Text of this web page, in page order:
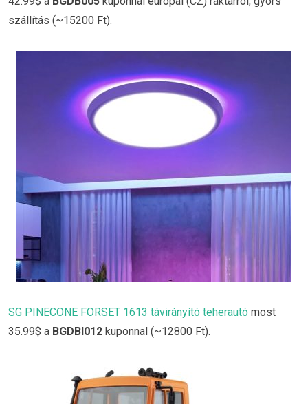
szállítás (~15200 Ft).
SG PINECONE FORSET 1613 távirányító teherautó most
35.99$ a BGDBI012 kuponnal (~12800 Ft).